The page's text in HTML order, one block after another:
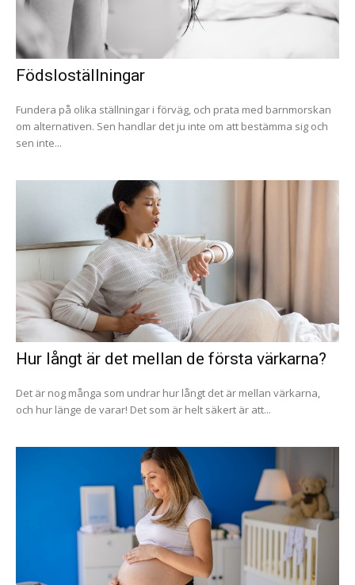
Födsloställningar
Fundera på olika ställningar i förväg, och prata med barnmorskan
om alternativen. Sen handlar det ju inte om att bestämma sig och
sen inte...
Hur långt är det mellan de första värkarna?
Det är nog många som undrar hur långt det är mellan värkarna,
och hur länge de varar! Det som är helt säkert är att...